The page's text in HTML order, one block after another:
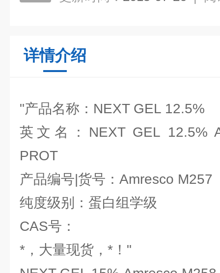
详情介绍
"产品名称：NEXT GEL 12.5%
英文名：NEXT GEL 12.5%
PROT
产品编号|货号：Amresco M257
纯度级别：蛋白组学级
CAS号：
*，大量现货，*！"